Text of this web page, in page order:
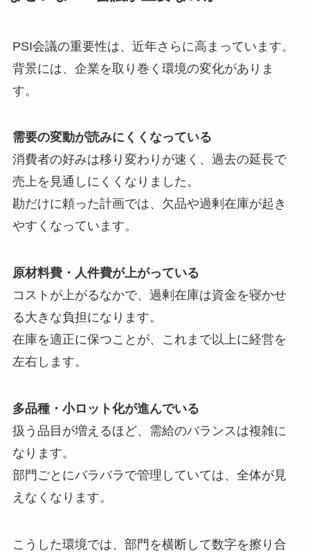
PSI会議の重要性は、近年さらに高まっています。
背景には、企業を取り巻く環境の変化がありま
す。
需要の変動が読みにくくなっている
消費者の好みは移り変わりが速く、過去の延長で
売上を見通しにくくなりました。
勘だけに頼った計画では、欠品や過剰在庫が起き
やすくなっています。
原材料費・人件費が上がっている
コストが上がるなかで、過剰在庫は資金を寝かせ
る大きな負担になります。
在庫を適正に保つことが、これまで以上に経営を
左右します。
多品種・小ロット化が進んでいる
扱う品目が増えるほど、需給のバランスは複雑に
なります。
部門ごとにバラバラで管理していては、全体が見
えなくなります。
こうした環境では、部門を横断して数字を擦り合